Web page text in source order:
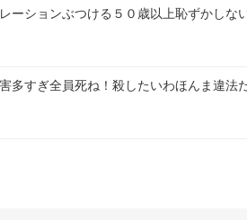
ーションぶつける５０歳以上恥ずかしな
多すぎ全員死ね！殺したいわほんま違法